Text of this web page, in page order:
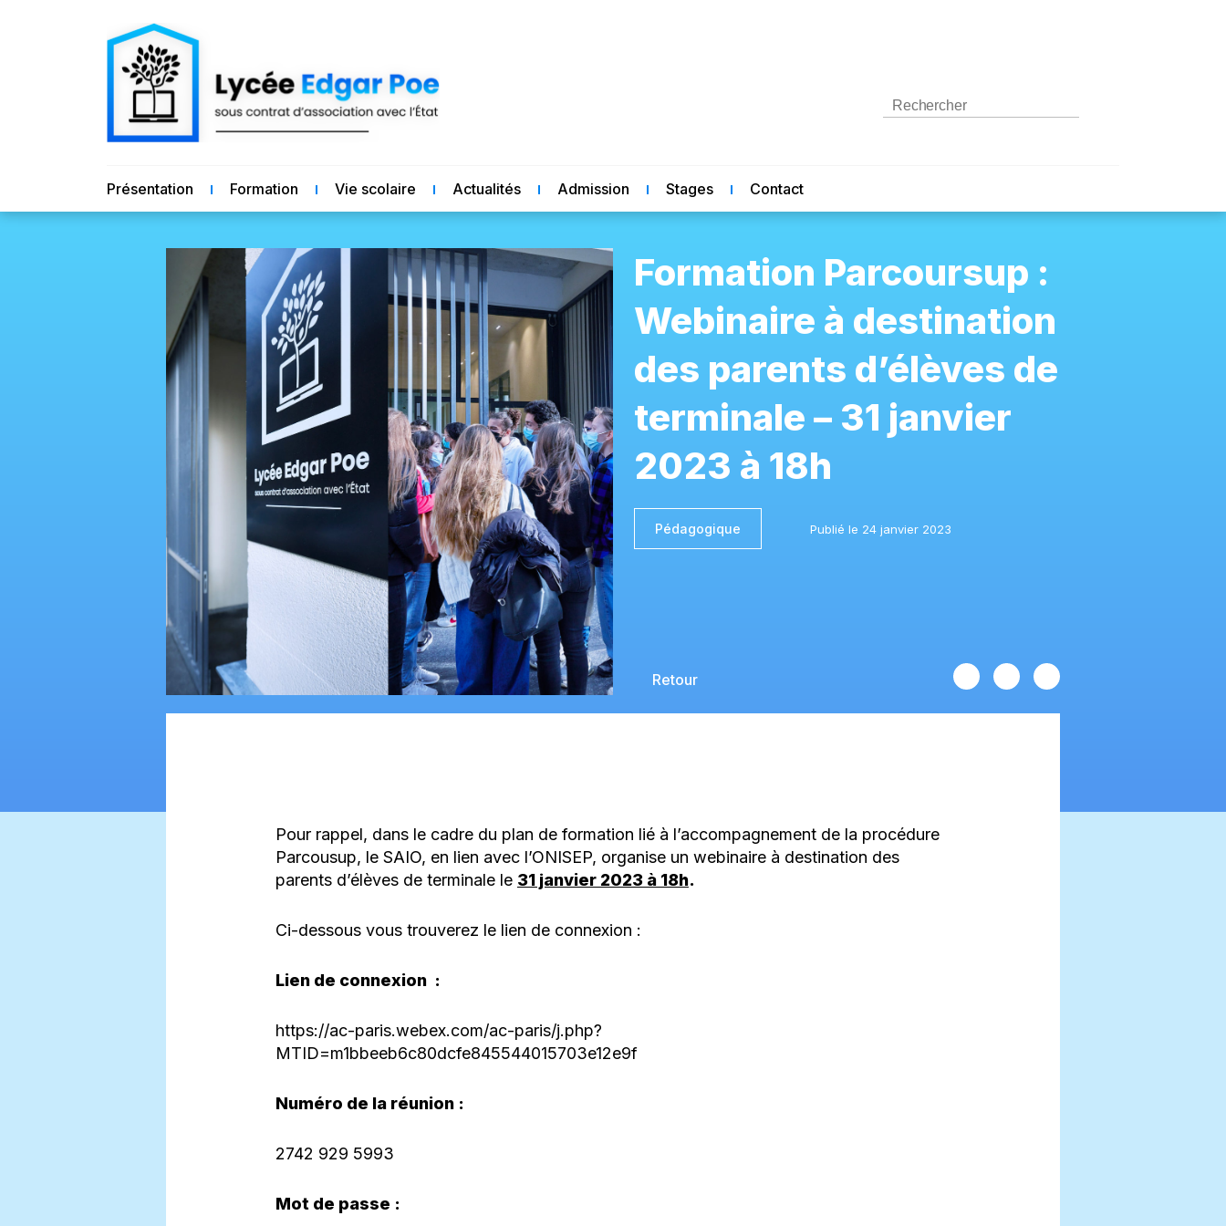
Présentation Formation Vie scolaire Actualités Admission Stages Contact
Formation Parcoursup :
Webinaire à destination
des parents d’élèves de
terminale – 31 janvier
2023 à 18h
Pédagogique Publié le 24 janvier 2023
Retour
Pour rappel, dans le cadre du plan de formation lié à l’accompagnement de la procédure
Parcousup, le SAIO, en lien avec l’ONISEP, organise un webinaire à destination des
parents d’élèves de terminale le 31 janvier 2023 à 18h.
Ci-dessous vous trouverez le lien de connexion :
Lien de connexion :
https://ac-paris.webex.com/ac-paris/j.php?
MTID=m1bbeeb6c80dcfe845544015703e12e9f
Numéro de la réunion :
2742 929 5993
Mot de passe :